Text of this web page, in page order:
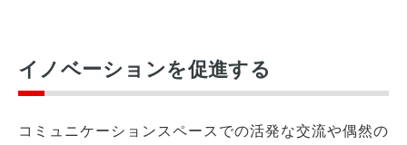
イノベーションを促進する
コミュニケーションスペースでの活発な交流や偶然の